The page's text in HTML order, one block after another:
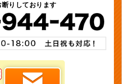
りしております